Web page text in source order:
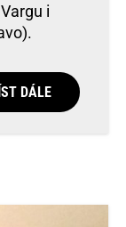
i
DÁLE